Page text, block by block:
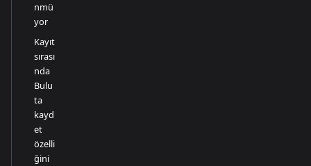
nmü
yor
Kayıt
sırası
nda
Bulu
ta
kayd
et
özelli
ğini